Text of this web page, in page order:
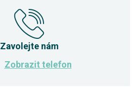
Zavolejte nám
Zobrazit telefon